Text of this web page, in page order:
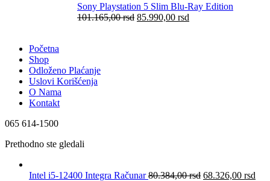
Sony Playstation 5 Slim Blu-Ray Edition
101.165,00rsd 85.990,00 rsd
Početna
Shop
Odloženo Plaćanje
Uslovi Korišćenja
O Nama
Kontakt
065 614-1500
Prethodno ste gledali
Intel i5-12400 Integra Računar80.384,00rsd 68.326,00 rsd